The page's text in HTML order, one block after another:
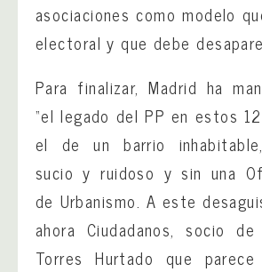
asociaciones como modelo
electoral y que debe
Para finalizar, Madrid ha
“el legado del PP en estos
el de un barrio
sucio y ruidoso y sin una
de Urbanismo. A este
ahora Ciudadanos, socio
Torres Hurtado que